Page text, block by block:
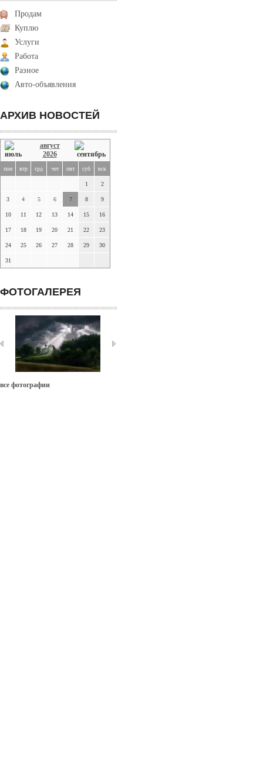
Продам
Куплю
Услуги
Работа
Разное
Авто-объявления
АРХИВ НОВОСТЕЙ
август
2026
пон втр срд чет пят суб вск
1 2
3 4 5 6 7 8 9
10 11 12 13 14 15 16
17 18 19 20 21 22 23
24 25 26 27 28 29 30
31
ФОТОГАЛЕРЕЯ
все фотографии